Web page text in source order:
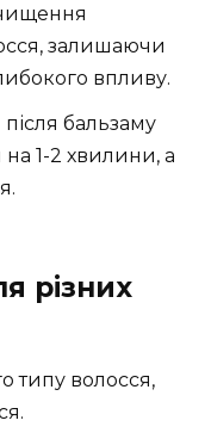
залишаючи
впливу.
бальзаму
1-2 хвилини, а
різних
типу волосся,